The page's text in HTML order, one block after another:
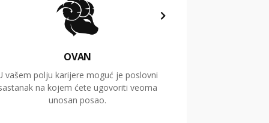
OVAN
vašem polju karijere moguć je poslovni
na kojem ćete ugovoriti veoma
unosan posao.